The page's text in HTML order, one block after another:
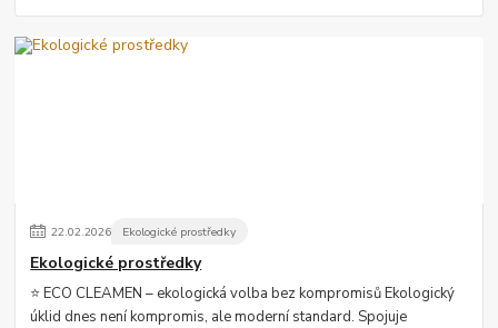
22.02.2026 Ekologické prostředky
Ekologické prostředky
⭐ ECO CLEAMEN – ekologická volba bez kompromisů Ekologický
úklid dnes není kompromis, ale moderní standard. Spojuje